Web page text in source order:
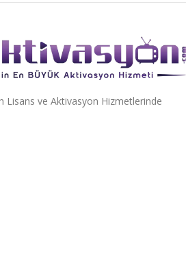
Lisans ve Aktivasyon Hizmetlerinde